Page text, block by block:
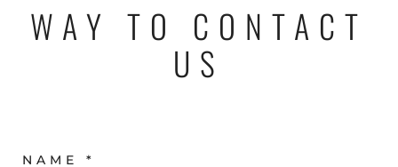
WAY TO CONTACT
US